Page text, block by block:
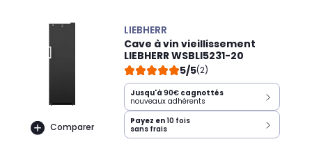
Comparer
LIEBHERR
Cave à vin vieillissement
LIEBHERR WSBLI5231-20
5/5(2)
Jusqu'à 90€ cagnottés
nouveaux adhérents
Payez en10 fois
sans frais